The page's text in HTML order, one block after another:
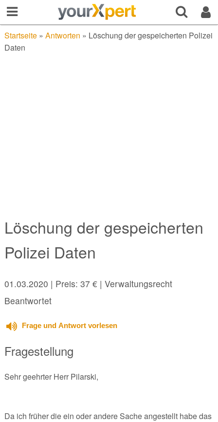
Startseite» Antworten » Löschung der gespeicherten Polizei
Daten
Löschung der gespeicherten
Polizei Daten
01.03.2020 | Preis: 37 € | Verwaltungsrecht
Beantwortet
Frage und Antwort vorlesen
Fragestellung
Sehr geehrter Herr Pilarski,
Da ich früher die ein oder andere Sache angestellt habe das